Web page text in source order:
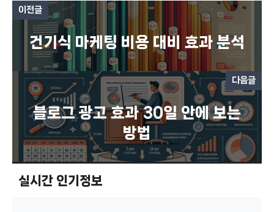
이전글
건기식 마케팅 비용 대비 효과 분석
다음글
블로그 광고 효과 30일 안에 보는
방법
실시간 인기정보